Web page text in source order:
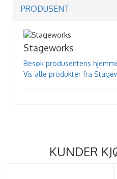
PRODUSENT
Stageworks
Besøk produsentens
Vis alle produkter fra
KUNDER